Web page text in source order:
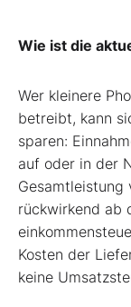
Wie ist die
Wer kleinere
betreibt, kann
sparen:
auf oder in der
rückwirkend ab
Kosten der
keine